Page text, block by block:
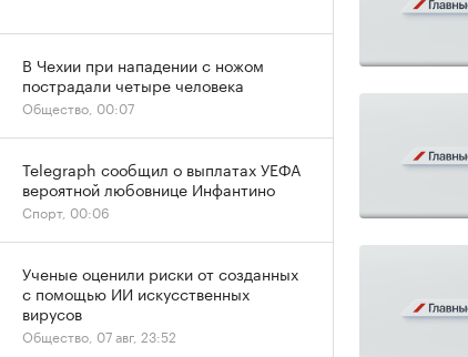
В Чехии при нападении с ножом
пострадали четыре человека
Общество, 00:07
Telegraph сообщил о выплатах УЕФА
вероятной любовнице Инфантино
Спорт, 00:06
Ученые оценили риски от созданных
с помощью ИИ искусственных
вирусов
Общество, 07 авг, 23:52